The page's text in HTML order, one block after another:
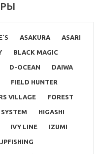
ASAKURA ASARI
BLACK MAGIC
D-OCEAN DAIWA
FIELD HUNTER
VILLAGE FOREST
HIGASHI
IVY LINE IZUMI
JPFISHING